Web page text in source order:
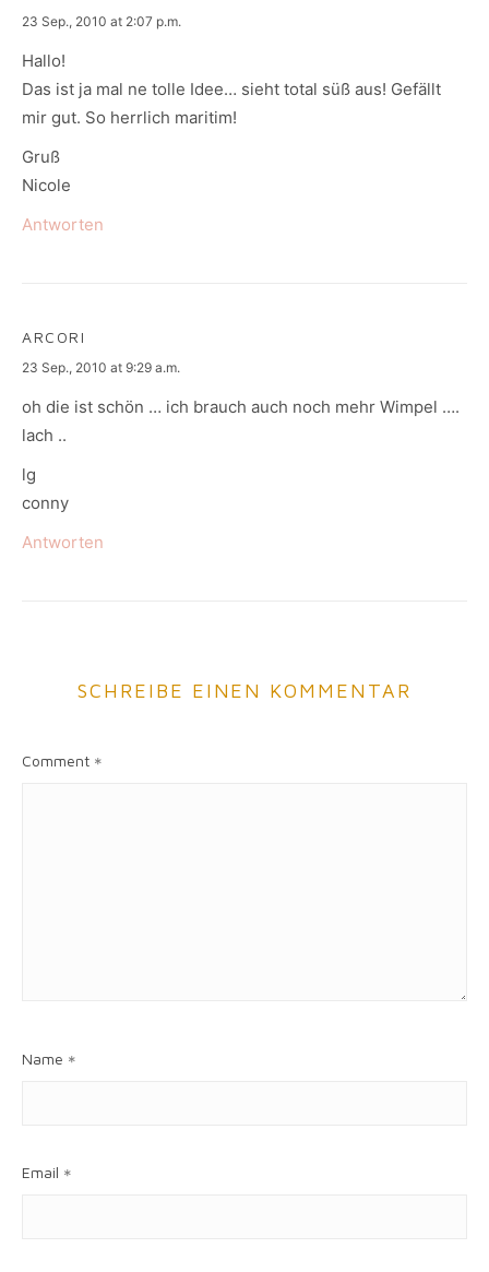
says:
23 Sep., 2010 at 2:07 p.m.
Hallo!
Das ist ja mal ne tolle Idee… sieht total süß aus! Gefällt
mir gut. So herrlich maritim!
Gruß
Nicole
Antworten
ARCORI
says:
23 Sep., 2010 at 9:29 a.m.
oh die ist schön … ich brauch auch noch mehr Wimpel ….
lach ..
lg
conny
Antworten
SCHREIBE EINEN KOMMENTAR
Comment *
Name *
Email *